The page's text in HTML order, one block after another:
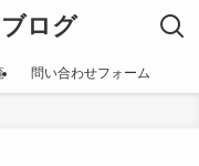
ログ
問い合わせフォーム